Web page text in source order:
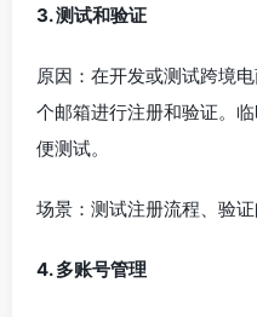
3. 测试和验证
原因：在开发或测试跨境
个邮箱进行注册和验证。
便测试。
场景：测试注册流程、验证
4. 多账号管理